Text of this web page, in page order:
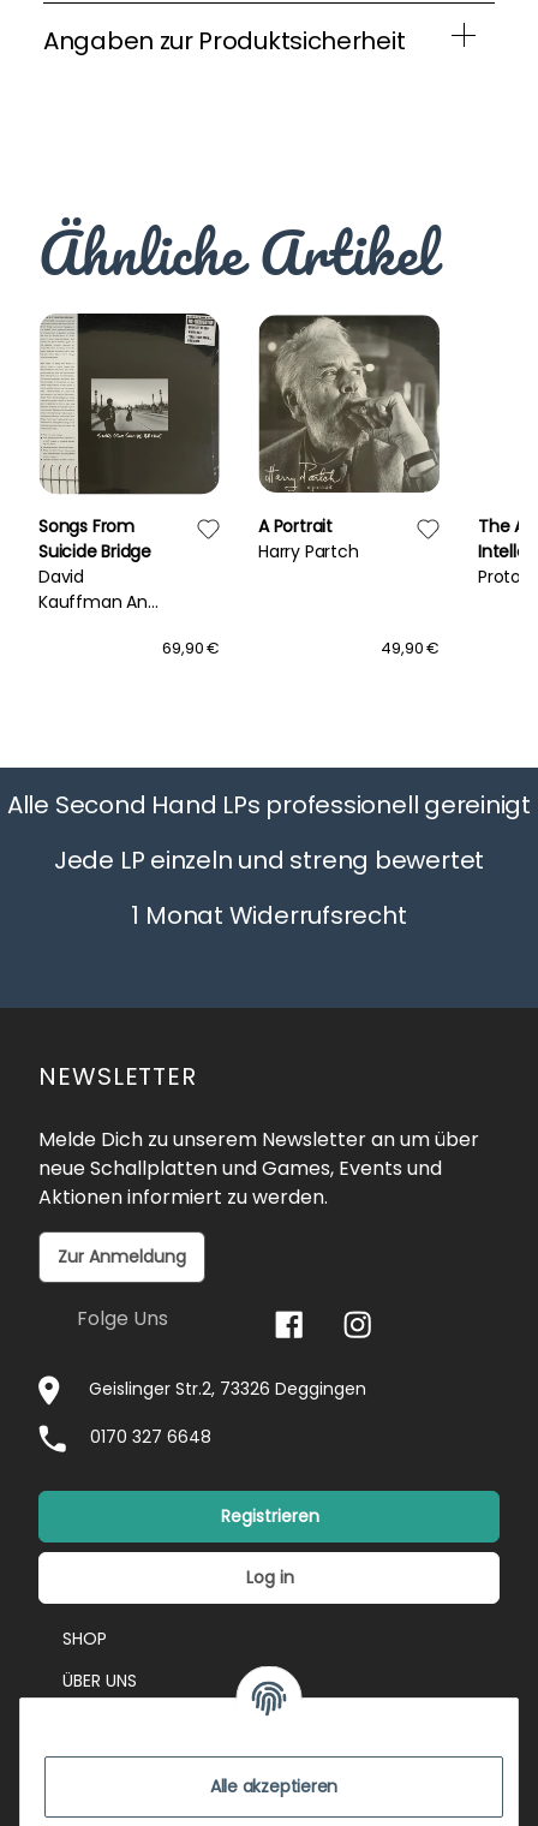
Alle akzeptieren
Angaben zur Produktsicherheit
Ähnliche Artikel
Songs From
Suicide Bridge
David
Kauffman And
69,90 €
A Portrait
Harry Partch
49,90 €
The
Alle Second Hand LPs professionell gereinigt
Jede LP einzeln und streng bewertet
1 Monat Widerrufsrecht
NEWSLETTER
Melde Dich zu unserem Newsletter an um über
neue Schallplatten und Games, Events und
Aktionen informiert zu werden.
Zur Anmeldung
Folge Uns
Geislinger Str.2, 73326 Deggingen
0170 327 6648
Registrieren
Log in
SHOP
ÜBER UNS